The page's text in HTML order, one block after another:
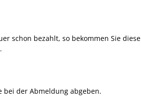
schon bezahlt, so bekommen Sie diese
bei der Abmeldung abgeben.